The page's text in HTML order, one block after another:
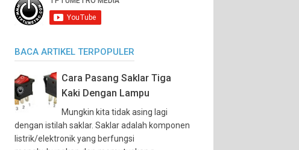
BACA ARTIKEL TERPOPULER
Cara Pasang Saklar Tiga
Kaki Dengan Lampu
Mungkin kita tidak asing lagi
dengan istilah saklar. Saklar adalah komponen
listrik/elektronik yang berfungsi